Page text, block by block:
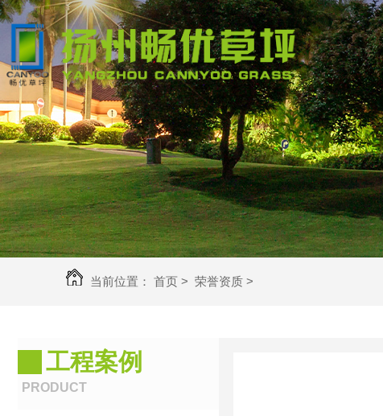
当前位置： 首页 > 荣誉资质 >
工程案例
PRODUCT